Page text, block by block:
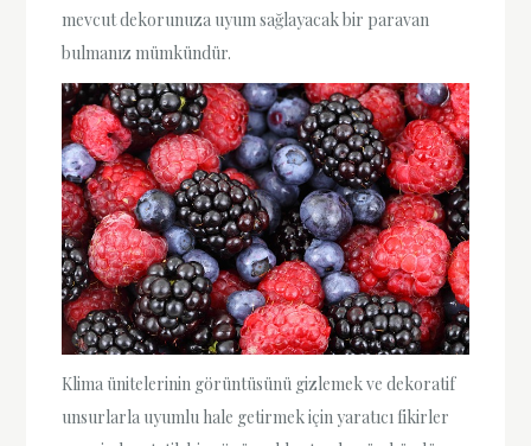
mevcut dekorunuza uyum sağlayacak bir paravan
bulmanız mümkündür.
Klima ünitelerinin görüntüsünü gizlemek ve dekoratif
unsurlarla uyumlu hale getirmek için yaratıcı fikirler